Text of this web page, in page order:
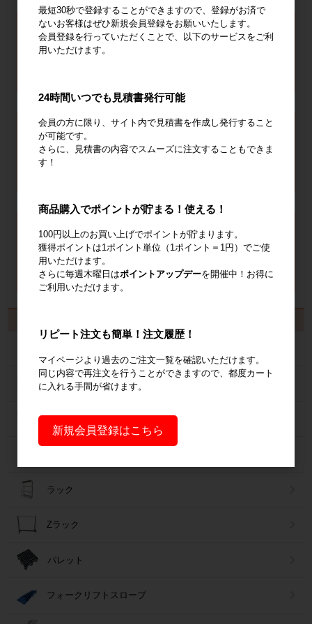
ネスティングラック
ラック
Zラック
パレット
フォークリフトスロープ
最短30秒で登録することができますので、登録がお済で
ないお客様はぜひ新規会員登録をお願いいたします。
会員登録を行っていただくことで、以下のサービスをご利
用いただけます。
24時間いつでも見積書発行可能
会員の方に限り、サイト内で見積書を作成し発行すること
が可能です。
さらに、見積書の内容でスムーズに注文することもできま
す！
商品購入でポイントが貯まる！使える！
100円以上のお買い上げでポイントが貯まります。
獲得ポイントは1ポイント単位（1ポイント＝1円）でご使
用いただけます。
さらに毎週木曜日はポイントアップデーを開催中！お得に
ご利用いただけます。
リピート注文も簡単！注文履歴！
マイページより過去のご注文一覧を確認いただけます。
同じ内容で再注文を行うことができますので、都度カート
に入れる手間が省けます。
新規会員登録はこちら